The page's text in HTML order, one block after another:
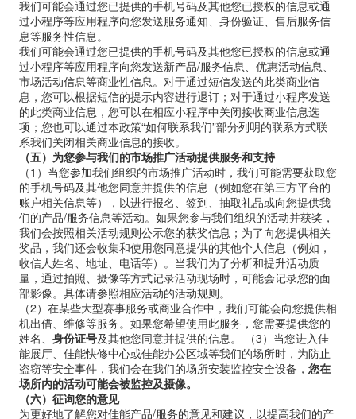
我们可能会通过您已提供的手机号码及其他您已授权的信息或通
过小程序等应用程序向您发送服务通知、身份验证、售后服务信
息等服务性信息。
我们可能会通过您已提供的手机号码及其他您已授权的信息或通
过小程序等应用程序向您发送新产品/服务信息、优惠活动信息、
市场活动信息等商业性信息。对于通过短信发送的此类商业信
息，您可以根据短信的提示内容进行退订；对于通过小程序发送
的此类商业信息，您可以在相应小程序中关闭接收商业信息选
项；您也可以通过本政策“如何联系我们”部分列明的联系方式联
系我们关闭相关商业信息的接收。
（五）为您参与我们的市场推广活动提供服务和支持
（1 ）当您参加我们组织的市场推广活动时，我们可能需要获取您
的手机号码及其他您同意并提供的信息（例如您在第三方平台的
账户相关信息等），以进行报名、签到、抽取礼品或向您提供我
们的产品/服务信息等活动。如果您参与我们组织的活动并获奖，
我们会按照相关活动规则公示您的获奖信息；为了向您提供相关
奖品，我们还会收集和使用您同意提供的其他个人信息（例如，
收信人姓名、地址、电话等）。当我们为了分析和提升活动质
量，通过拍照、摄像等方式记录活动现场时，可能会记录您的面
部影像。 具体请参照相应活动的活动规则。
（2）在某些大型赛事服务或商业合作中，我们可能会向您提供相
机出借、维修等服务。如果您希望使用此服务，您需要提供您的
姓名、 身份证号及其他您同意并提供的信息。 （3）当您进入佳
能展厅、佳能快修中心或佳能办公区域等我们的场所时，为防止
盗窃等安全事件，我们会在我们的场所安装监控安全设备， 您在
场所内的活动可能会被监控及摄像。
（六）征询您的意见
为更好地了解您对佳能产品/服务的意见和建议，以提高我们的产